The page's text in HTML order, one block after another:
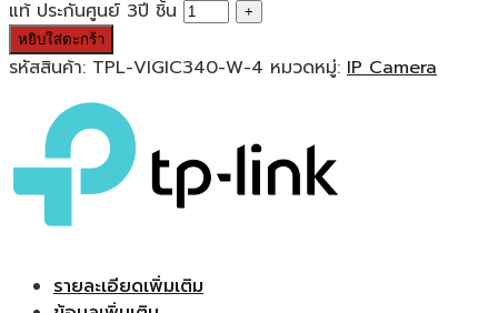
แท้ ประกันศูนย์ 3ปี ชิ้น
หยิบใส่ตะกร้า
รหัสสินค้า: TPL-VIGIC340-W-4 หมวดหมู่: IP Camera
รายละเอียดเพิ่มเติม